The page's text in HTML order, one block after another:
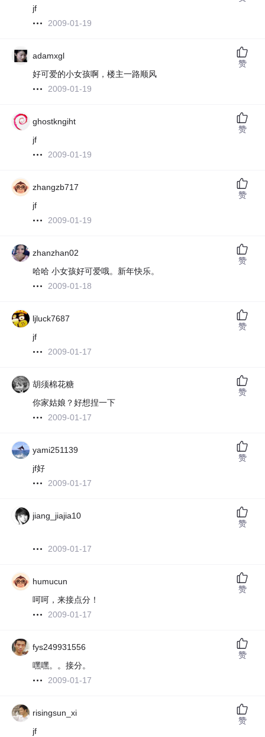
jf
2009-01-19
adamxgl
好可爱的小女孩啊，楼主一路顺风
2009-01-19
赞
ghostkngiht
jf
2009-01-19
赞
zhangzb717
jf
2009-01-19
赞
zhanzhan02
哈哈 小女孩好可爱哦。新年快乐。
2009-01-18
赞
ljluck7687
jf
2009-01-17
赞
胡须棉花糖
你家姑娘？好想捏一下
2009-01-17
赞
yami251139
jf好
2009-01-17
赞
jiang_jiajia10
2009-01-17
赞
humucun
呵呵，来接点分！
2009-01-17
赞
fys249931556
嘿嘿。。接分。
2009-01-17
赞
risingsun_xi
jf
赞